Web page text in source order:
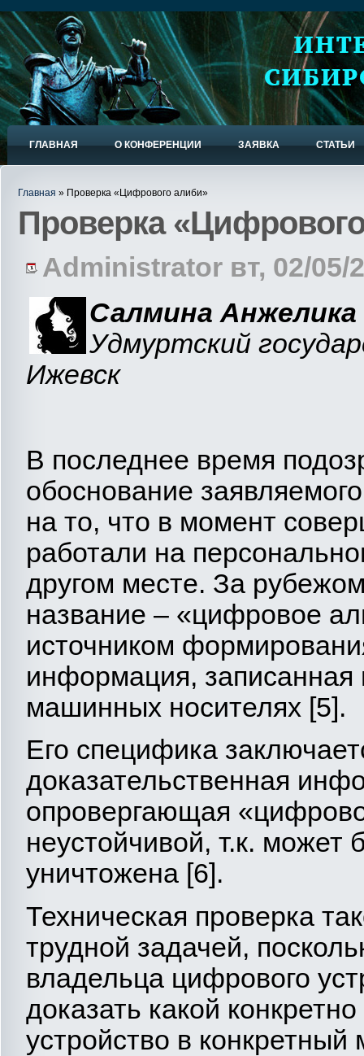
ГЛАВНАЯ О КОНФЕРЕНЦИИ ЗАЯВКА СТАТЬИ
Главная » Проверка «Цифрового алиби»
Проверка
Administrator вт, 02/05/
Салмина Анжелика
Удмуртский
Ижевск
В последнее время
обоснование
на то, что в момент
работали на
другом месте. За
название – «цифровое
источником
информация,
машинных носителях [5].
Его специфика
доказательственная
опровергающая
неустойчивой, т.к. может
уничтожена [6].
Техническая проверка
трудной задачей,
владельца цифрового
доказать какой
устройство в